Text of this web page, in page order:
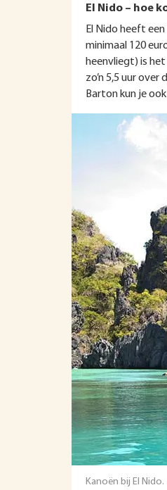
El Nido – hoe
El Nido heeft
minimaal 120
heenvliegt) is het
zo’n 5,5 uur
Barton kun je
Kanoën bij El Nido.